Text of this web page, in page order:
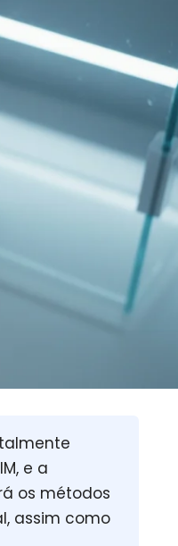
e a
os métodos
assim como